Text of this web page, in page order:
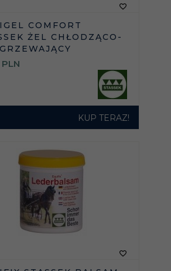
COMFORT
ŻEL CHŁODZĄCO-
PLN
KUP TERAZ!